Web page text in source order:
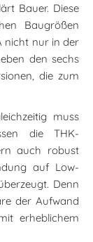
Bauer. Diese
Baugrößen
nicht nur in der
den sechs
die zum
muss
die THK-
auch robust
auf Low-
Denn
der Aufwand
erheblichem